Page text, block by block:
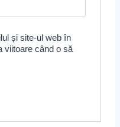
și site-ul web în
viitoare când o să